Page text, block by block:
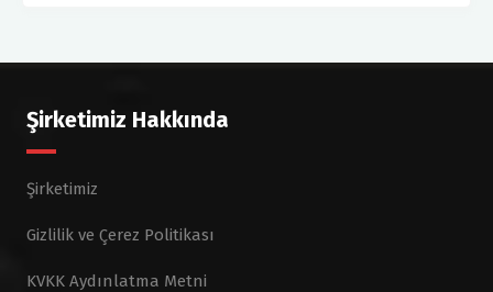
Şirketimiz Hakkında
Şirketimiz
Gizlilik ve Çerez Politikası
KVKK Aydınlatma Metni